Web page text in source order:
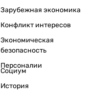
Зарубежная экономика
Конфликт интересов
Экономическая
безопасность
Персоналии
Социум
История